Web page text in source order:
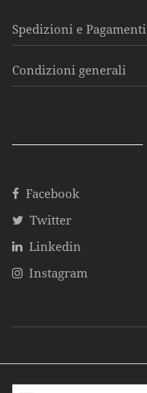
Spedizioni e Pagamenti
Condizioni generali
Facebook
Twitter
Linkedin
Instagram